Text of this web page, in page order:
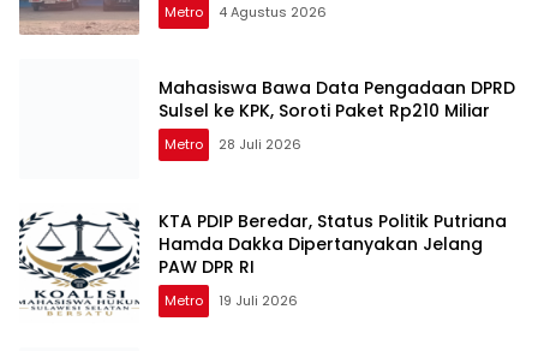
Metro 4 Agustus 2026
Mahasiswa Bawa Data Pengadaan DPRD
Sulsel ke KPK, Soroti Paket Rp210 Miliar
Metro 28 Juli 2026
KTA PDIP Beredar, Status Politik Putriana
Hamda Dakka Dipertanyakan Jelang
PAW DPR RI
Metro 19 Juli 2026